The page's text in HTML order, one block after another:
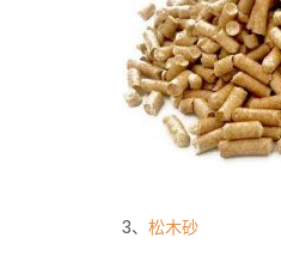
3、 松木砂